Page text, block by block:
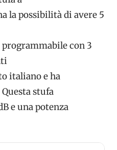
la possibilità di avere 5
con 3
italiano e ha
stufa
e una potenza